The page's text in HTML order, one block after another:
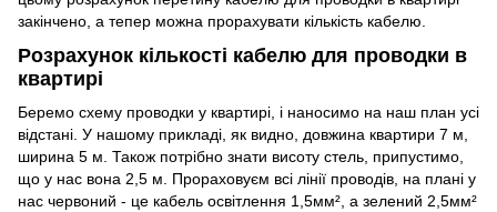
закінчено, а тепер можна прорахувати кількість кабелю.
Розрахунок кількості кабелю для проводки в
квартирі
Беремо схему проводки у квартирі, і наносимо на наш план усі
відстані. У нашому прикладі, як видно, довжина квартири 7 м,
ширина 5 м. Також потрібно знати висоту стель, припустимо,
що у нас вона 2,5 м. Прораховуєм всі лінії проводів, на плані у
нас червоний - це кабель освітлення 1,5мм², а зелений 2,5мм²